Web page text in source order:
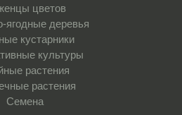
цветов
ягодные деревья
кустарники
культуры
растения
растения
Семена